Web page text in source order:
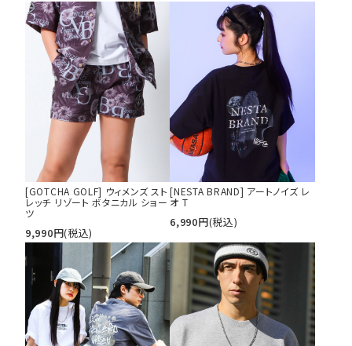
[GOTCHA GOLF] ウィメンズ スト
レッチ リゾート ボタニカル ショー
ツ
9,990円(税込)
[NESTA BRAND] アートノイズ レ
オ T
6,990円(税込)